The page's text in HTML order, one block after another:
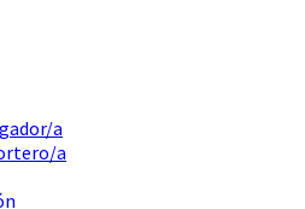
a
a